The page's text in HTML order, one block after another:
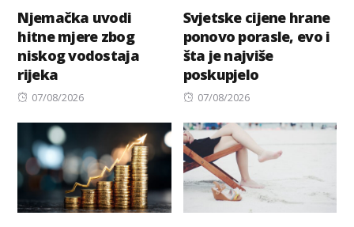
Njemačka uvodi
hitne mjere zbog
niskog vodostaja
rijeka
Posted
07/08/2026
Svjetske cijene hrane
ponovo porasle, evo i
šta je najviše
poskupjelo
Posted
07/08/2026